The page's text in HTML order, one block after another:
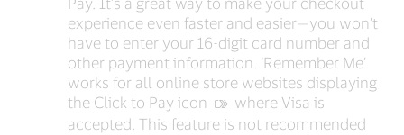
experience even faster and easier—you won’t
have to enter your 16-digit card number and
other payment information. ‘Remember Me’
works for all online store websites displaying
the Click to Pay icon
‍ where Visa is
accepted. This feature is not recommended